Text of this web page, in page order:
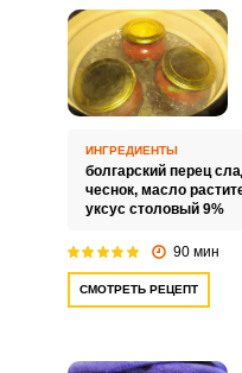
ИНГРЕДИЕНТЫ
болгарский перец
чеснок, масло
уксус столовый 9%
90 мин
СМОТРЕТЬ РЕЦЕПТ